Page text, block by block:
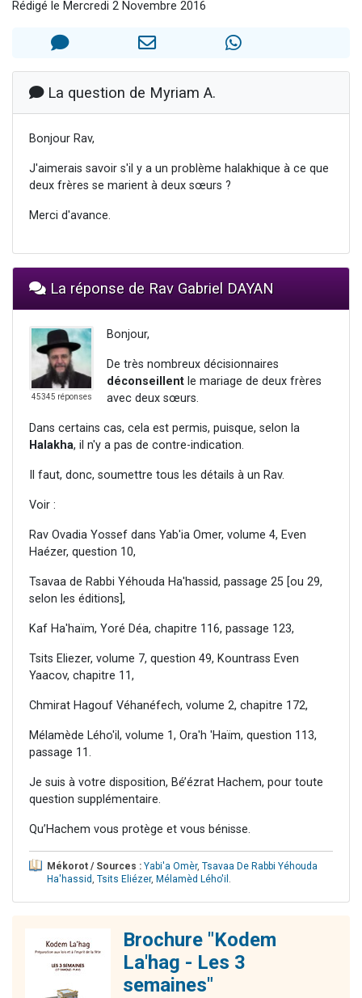
30 personnes viennent de faire un don pour Sauvez la jambe de Yohan
12 nouvelles musiques dans Torah-Box Music
29 personnes viennent de demander une bénédiction
Rédigé le Mercredi 2 Novembre 2016
La question de Myriam A.
Bonjour Rav,
J'aimerais savoir s'il y a un problème halakhique à ce que
deux frères se marient à deux sœurs ?
Merci d'avance.
La réponse de Rav Gabriel DAYAN
45345 réponses
Bonjour,
De très nombreux décisionnaires
déconseillent le mariage de deux frères
avec deux sœurs.
Dans certains cas, cela est permis, puisque, selon la
Halakha, il n'y a pas de contre-indication.
Il faut, donc, soumettre tous les détails à un Rav.
Voir :
Rav Ovadia Yossef dans Yab'ia Omer, volume 4, Even
Haézer, question 10,
Tsavaa de Rabbi Yéhouda Ha'hassid, passage 25 [ou 29,
selon les éditions],
Kaf Ha'haïm, Yoré Déa, chapitre 116, passage 123,
Tsits Eliezer, volume 7, question 49, Kountrass Even
Yaacov, chapitre 11,
Chmirat Hagouf Véhanéfech, volume 2, chapitre 172,
Mélamède Lého'il, volume 1, Ora'h 'Haïm, question 113,
passage 11.
Je suis à votre disposition, Bé’ézrat Hachem, pour toute
question supplémentaire.
Qu’Hachem vous protège et vous bénisse.
Mékorot / Sources : Yabi'a Omèr, Tsavaa De Rabbi Yéhouda
Ha'hassid, Tsits Eliézer, Mélamèd Lého'il .
Brochure "Kodem
La'hag - Les 3
semaines"